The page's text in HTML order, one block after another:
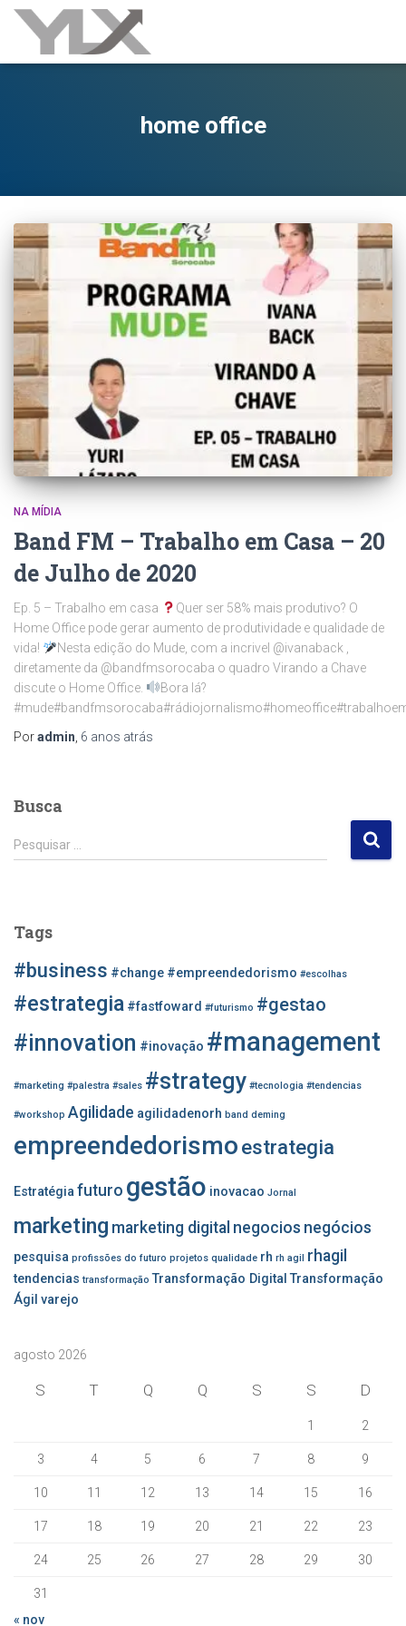
home office
NA MÍDIA
Band FM – Trabalho em Casa – 20
de Julho de 2020
Ep. 5 – Trabalho em casa
Quer ser 58% mais produtivo? O
Home Office pode gerar aumento de produtividade e qualidade de
vida!
Nesta edição do Mude, com a incrivel @ivanaback ,
diretamente da @bandfmsorocaba o quadro Virando a Chave
discute o Home Office.
Bora lá?
Poradmin 6 anos atrás
Busca
P
e
a
r
o
Pesquisar …
Tags
#business #change #empreendedorismo #escolhas
#estrategia #fastfoward #futurismo #gestao
#innovation #inovação #management
#marketing #palestra #sales #strategy #tecnologia #tendencias
#workshop Agilidade agilidadenorh band deming
empreendedorismoestrategia
Estratégiafuturo gestão inovacao Jornal
marketing marketing digital negocios negócios
pesquisa profissões do futuro projetos qualidade rh rh agil rhagil
tendencias transformação Transformação Digital Transformação
Ágil varejo
agosto 2026
S T Q Q S S D
1 2
3 4 5 6 7 8 9
10 11 12 13 14 15 16
17 18 19 20 21 22 23
24 25 26 27 28 29 30
31
« nov